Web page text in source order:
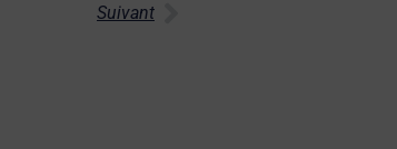
Suivant